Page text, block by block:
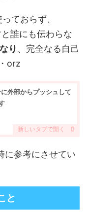
ておらず、
誰にも伝わらな
り 、完全なる自己
orz
外部からプッシュして
参考にさせてい
と